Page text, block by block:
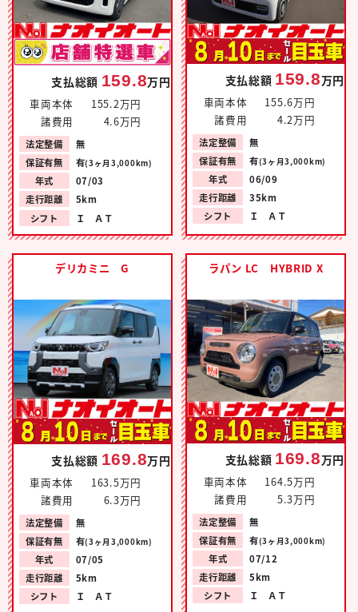
支払総額 159.8万円
車両本体
155.2万円
諸費用
4.6万円
法定整備
無
保証有無
有(3ヶ月3,000km)
年式
07/03
走行距離
5km
シフト
Ｉ ＡＴ
支払総額 159.8万円
車両本体
155.6万円
諸費用
4.2万円
法定整備
無
保証有無
有(3ヶ月3,000km)
年式
06/09
走行距離
35km
シフト
Ｉ ＡＴ
デリカミニ G
支払総額 169.8万円
車両本体
163.5万円
諸費用
6.3万円
法定整備
無
保証有無
有(3ヶ月3,000km)
年式
07/05
走行距離
5km
シフト
Ｉ ＡＴ
ラパン LC HYBRID X
支払総額 169.8万円
車両本体
164.5万円
諸費用
5.3万円
法定整備
無
保証有無
有(3ヶ月3,000km)
年式
07/12
走行距離
5km
シフト
Ｉ ＡＴ